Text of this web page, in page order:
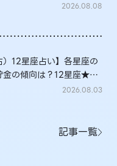
2026.08.08
）12星座占い】各星座の
金の傾向は？12星座★徹
2026.08.03
記事一覧